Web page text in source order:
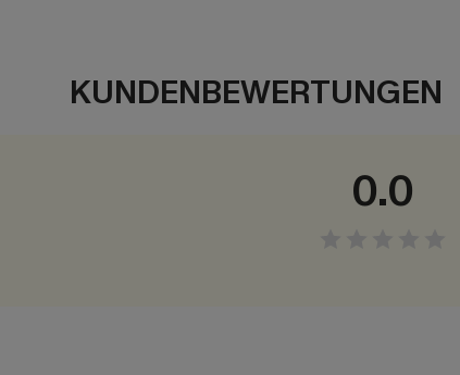
KUNDENBEWERTUNGEN
0.0